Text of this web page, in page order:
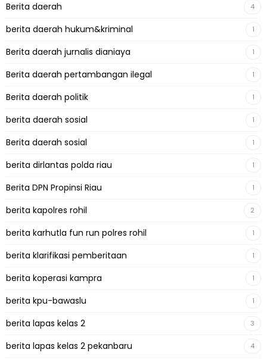
Berita daerah 4
berita daerah hukum&kriminal 1
Berita daerah jurnalis dianiaya 1
Berita daerah pertambangan ilegal 1
Berita daerah politik 1
berita daerah sosial 1
Berita daerah sosial 1
berita dirlantas polda riau 1
Berita DPN Propinsi Riau 1
berita kapolres rohil 2
berita karhutla fun run polres rohil 1
berita klarifikasi pemberitaan 1
berita koperasi kampra 1
berita kpu-bawaslu 1
berita lapas kelas 2 3
berita lapas kelas 2 pekanbaru 4